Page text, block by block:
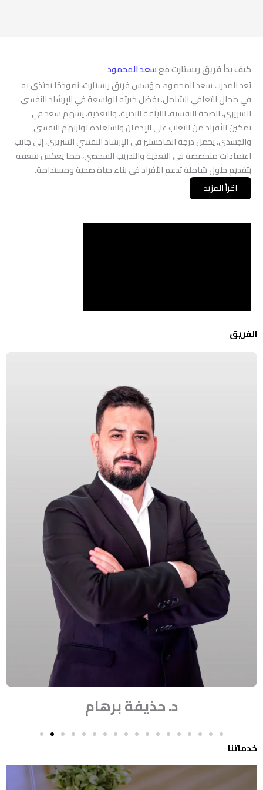
كيف بدأ فريق ريستارت معسعد المحمود
يُعد المدرب سعد المحمود، مؤسس فريق ريستارت، نموذجًا يحتذى به
في مجال التعافي الشامل. بفضل خبرته الواسعة في الإرشاد النفسي
السريري، الصحة النفسية، اللياقة البدنية، والتغذية، يسهم سعد في
تمكين الأفراد من التغلب على الإدمان واستعادة توازنهم النفسي
والجسدي. يحمل درجة الماجستير في الإرشاد النفسي السريري، إلى جانب
اعتمادات متخصصة في التغذية والتدريب الشخصي، مما يعكس شغفه
بتقديم حلول شاملة تدعم الأفراد في بناء حياة صحية ومستدامة.
اقرأ المزيد
الفريق
د. حذيفة برهام
خدماتنا